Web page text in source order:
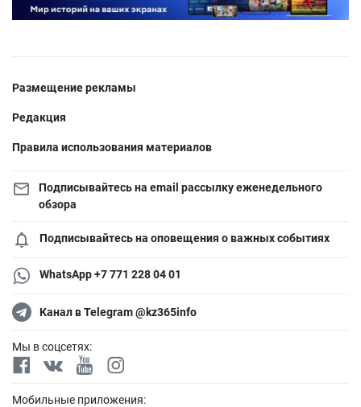
Размещение рекламы
Редакция
Правила использования материалов
Подписывайтесь на email рассылку еженедельного
обзора
Подписывайтесь на оповещения о важных событиях
WhatsApp +7 771 228 04 01
Канал в Telegram @kz365info
Мы в соцсетях:
Мобильные приложения: